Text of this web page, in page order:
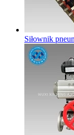
Siłownik